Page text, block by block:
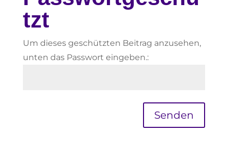
tzt
Um dieses geschützten Beitrag anzusehen,
unten das Passwort eingeben.:
Senden